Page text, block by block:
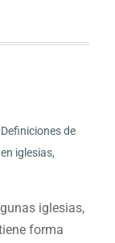
Definiciones de
iglesias,
iglesias,
forma